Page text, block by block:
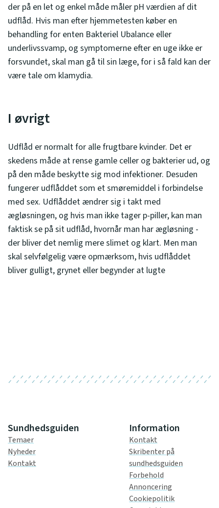
der på en let og enkel måde måler pH værdien af dit
udflåd. Hvis man efter hjemmetesten køber en
behandling for enten Bakteriel Ubalance eller
underlivssvamp, og symptomerne efter en uge ikke er
forsvundet, skal man gå til sin læge, for i så fald kan der
være tale om klamydia.
I øvrigt
Udflåd er normalt for alle frugtbare kvinder. Det er
skedens måde at rense gamle celler og bakterier ud, og
på den måde beskytte sig mod infektioner. Desuden
fungerer udflåddet som et smøremiddel i forbindelse
med sex. Udflåddet ændrer sig i takt med
ægløsningen, og hvis man ikke tager p-piller, kan man
faktisk se på sit udflåd, hvornår man har ægløsning -
der bliver det nemlig mere slimet og klart. Men man
skal selvfølgelig være opmærksom, hvis udflåddet
bliver gulligt, grynet eller begynder at lugte
Sundhedsguiden
Temaer
Nyheder
Kontakt
Information
Kontakt
Skribenter på
sundhedsguiden
Forbehold
Annoncering
Cookiepolitik